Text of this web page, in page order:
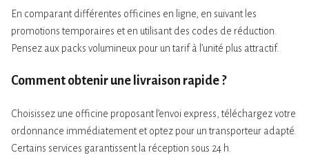
En comparant différentes officines en ligne, en suivant les
promotions temporaires et en utilisant des codes de réduction.
Pensez aux packs volumineux pour un tarif à l’unité plus attractif.
Comment obtenir une livraison rapide ?
Choisissez une officine proposant l’envoi express, téléchargez votre
ordonnance immédiatement et optez pour un transporteur adapté.
Certains services garantissent la réception sous 24 h.